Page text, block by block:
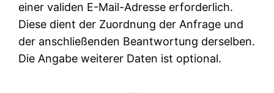
einer validen E-Mail-Adresse erforderlich.
Diese dient der Zuordnung der Anfrage und
der anschließenden Beantwortung derselben.
Die Angabe weiterer Daten ist optional.